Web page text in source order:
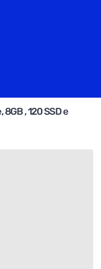
, 120 SSD e